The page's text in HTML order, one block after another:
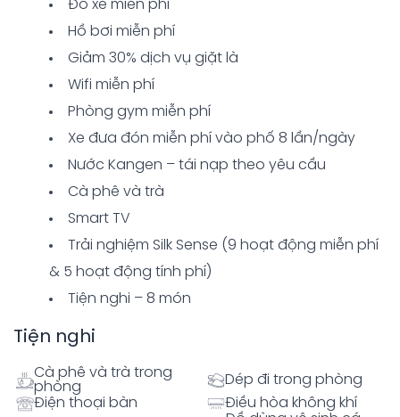
Đỗ xe miễn phí
Hồ bơi miễn phí
Giảm 30% dịch vụ giặt là
Wifi miễn phí
Phòng gym miễn phí
Xe đưa đón miễn phí vào phố 8 lần/ngày
Nước Kangen – tái nạp theo yêu cầu
Cà phê và trà
Smart TV
Trải nghiệm Silk Sense (9 hoạt động miễn phí
& 5 hoạt động tính phí)
Tiện nghi – 8 món
Tiện nghi
Cà phê và trà trong
phòng
Dép đi trong phòng
Điện thoại bàn
Điều hòa không khí